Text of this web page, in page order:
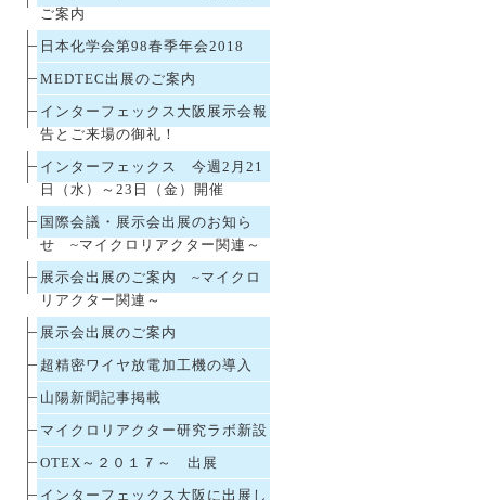
ご案内
日本化学会第98春季年会2018
MEDTEC出展のご案内
インターフェックス大阪展示会報
告とご来場の御礼！
インターフェックス 今週2月21
日（水）～23日（金）開催
国際会議・展示会出展のお知ら
せ ~マイクロリアクター関連～
展示会出展のご案内 ~マイクロ
リアクター関連～
展示会出展のご案内
超精密ワイヤ放電加工機の導入
山陽新聞記事掲載
マイクロリアクター研究ラボ新設
OTEX～２０１７～ 出展
インターフェックス大阪に出展し